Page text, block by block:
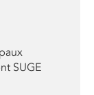
SUGE